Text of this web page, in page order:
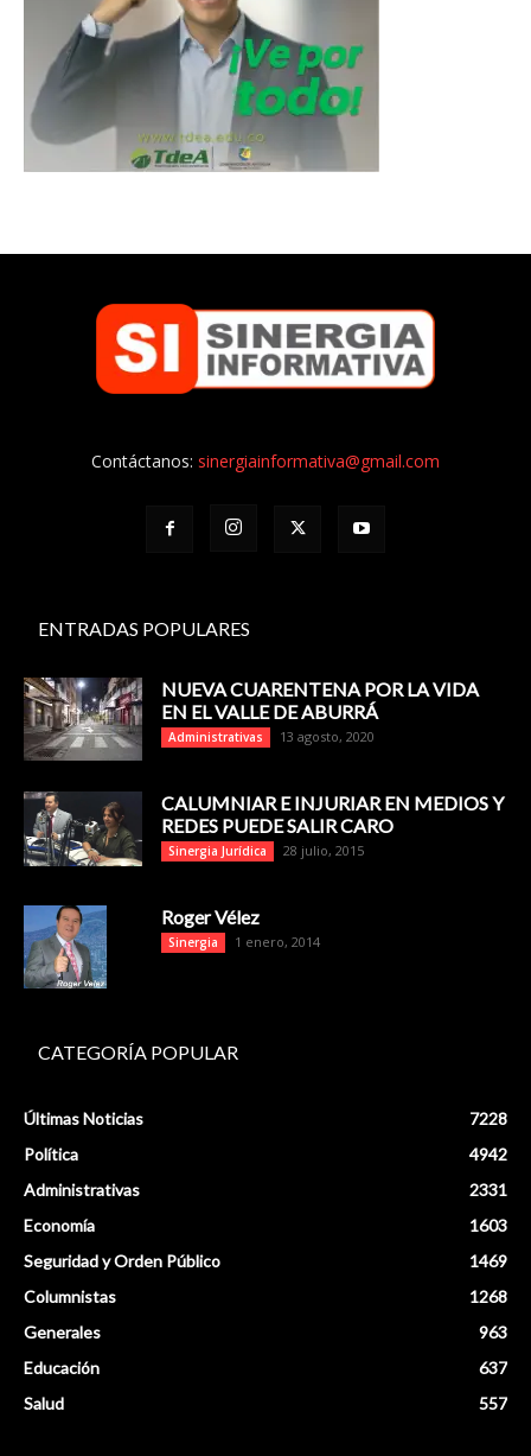
Contáctanos: sinergiainformativa@gmail.com
ENTRADAS POPULARES
NUEVA CUARENTENA POR LA VIDA
EN EL VALLE DE ABURRÁ
Administrativas 13 agosto, 2020
CALUMNIAR E INJURIAR EN MEDIOS Y
REDES PUEDE SALIR CARO
Sinergia Jurídica 28 julio, 2015
Roger Vélez
Sinergia 1 enero, 2014
CATEGORÍA POPULAR
Últimas Noticias
7228
Política
4942
Administrativas
2331
Economía
1603
Seguridad y Orden Público
1469
Columnistas
1268
Generales
963
Educación
637
Salud
557